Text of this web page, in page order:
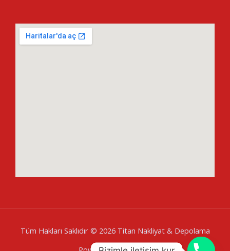
Tüm Hakları Saklıdır © 2026 Titan Nakliyat & Depolama